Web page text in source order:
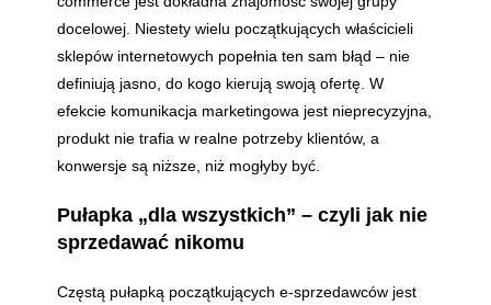
docelowej. Niestety wielu początkujących właścicieli
sklepów internetowych popełnia ten sam błąd – nie
definiują jasno, do kogo kierują swoją ofertę. W
efekcie komunikacja marketingowa jest nieprecyzyjna,
produkt nie trafia w realne potrzeby klientów, a
konwersje są niższe, niż mogłyby być.
Pułapka „dla wszystkich” – czyli jak nie
sprzedawać nikomu
Częstą pułapką początkujących e-sprzedawców jest